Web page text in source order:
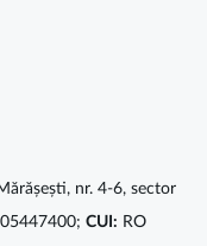
nr. 4-6, sector
CUI: RO